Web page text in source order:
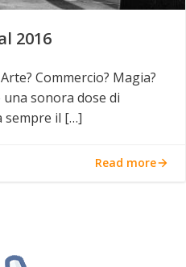
2016
Commercio? Magia?
sonora dose di
sempre il […]
Read more